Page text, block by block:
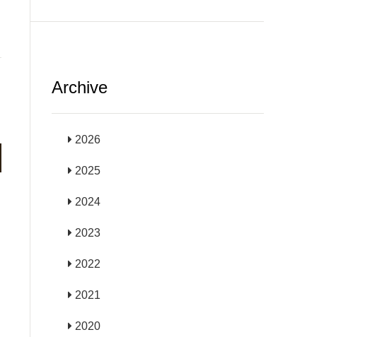
Archive
2026
2025
2024
2023
2022
2021
2020